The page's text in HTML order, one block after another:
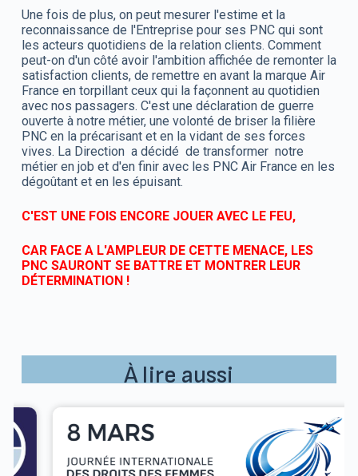
Une fois de plus, on peut mesurer l'estime et la
reconnaissance de l'Entreprise pour ses PNC qui sont
les acteurs quotidiens de la relation clients. Comment
peut-on d'un côté avoir l'ambition affichée de remonter la
satisfaction clients, de remettre en avant la marque Air
France en torpillant ceux qui la façonnent au quotidien
avec nos passagers. C'est une déclaration de guerre
ouverte à notre métier, une volonté de briser la filière
PNC en la précarisant et en la vidant de ses forces
vives. La Direction a décidé de transformer notre
métier en job et d'en finir avec les PNC Air France en les
dégoûtant et en les épuisant.
C'EST UNE FOIS ENCORE JOUER AVEC LE FEU,
CAR FACE A L'AMPLEUR DE CETTE MENACE, LES
PNC SAURONT SE BATTRE ET MONTRER LEUR
DÉTERMINATION !
À lire aussi